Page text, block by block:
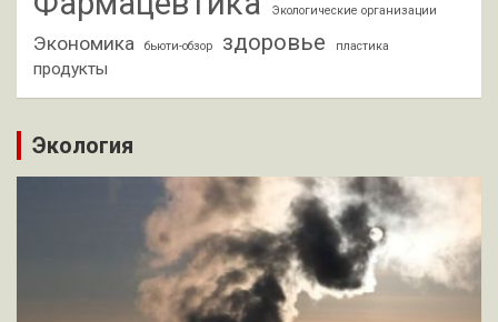
Экологические организации
Экономика бьюти-обзор здоровье пластика
продукты
Экология